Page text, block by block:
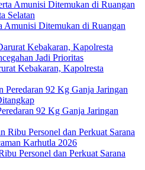
Amunisi Ditemukan di Ruangan
Kebakaran, Kapolresta
92 Kg Ganja Jaringan
Personel dan Perkuat Sarana